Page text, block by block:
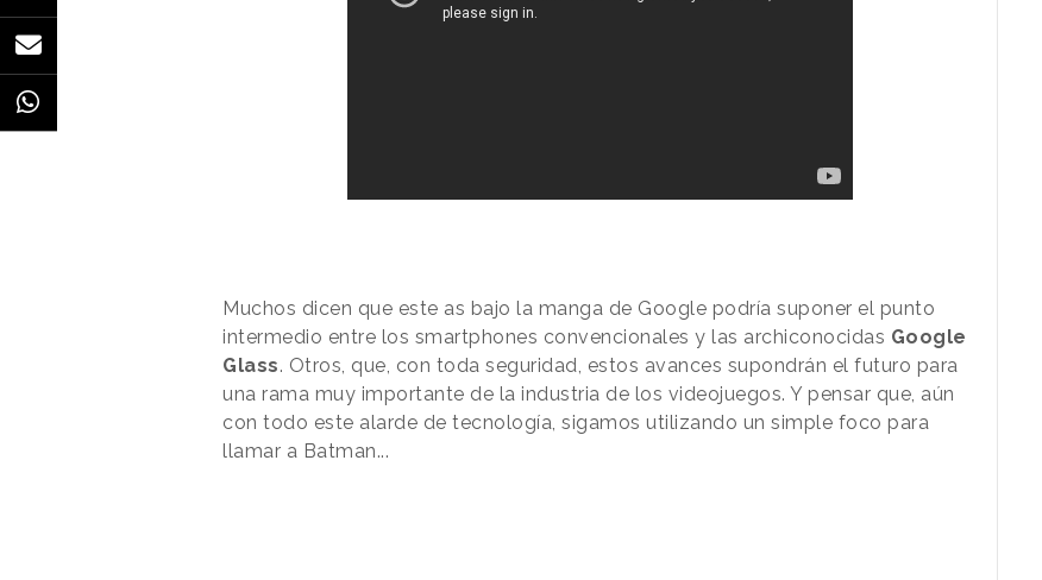
Muchos dicen que este as bajo la manga de Google podría suponer el punto
intermedio entre los smartphones convencionales y las archiconocidas Google
Glass. Otros, que, con toda seguridad, estos avances supondrán el futuro para
una rama muy importante de la industria de los videojuegos. Y pensar que, aún
con todo este alarde de tecnología, sigamos utilizando un simple foco para
llamar a Batman...